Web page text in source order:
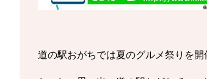
道の駅おがちでは夏のグルメ祭りを